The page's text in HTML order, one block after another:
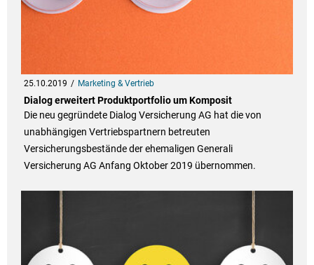
25.10.2019 Marketing & Vertrieb
Dialog erweitert Produktportfolio um Komposit
Die neu gegründete Dialog Versicherung AG hat die von
unabhängigen Vertriebspartnern betreuten
Versicherungsbestände der ehemaligen Generali
Versicherung AG Anfang Oktober 2019 übernommen.